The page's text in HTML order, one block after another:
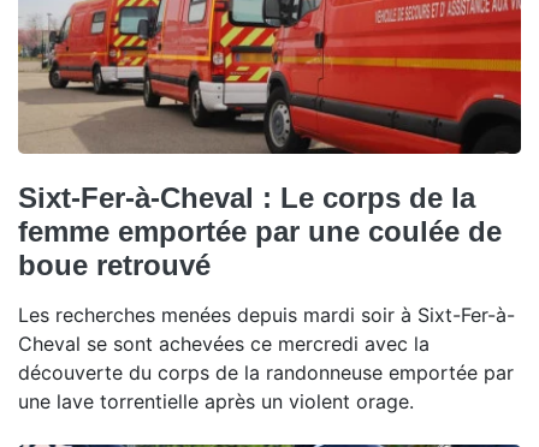
Sixt-Fer-à-Cheval : Le corps de la
femme emportée par une coulée de
boue retrouvé
Les recherches menées depuis mardi soir à Sixt-Fer-à-
Cheval se sont achevées ce mercredi avec la
découverte du corps de la randonneuse emportée par
une lave torrentielle après un violent orage.